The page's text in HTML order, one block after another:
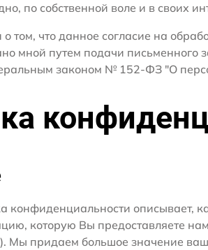
по собственной воле и в своих
том, что данное согласие на
мной путем подачи
законом № 152-ФЗ "О
конфиденциальности описывает,
которую Вы предоставляете
Мы придаем большое значение